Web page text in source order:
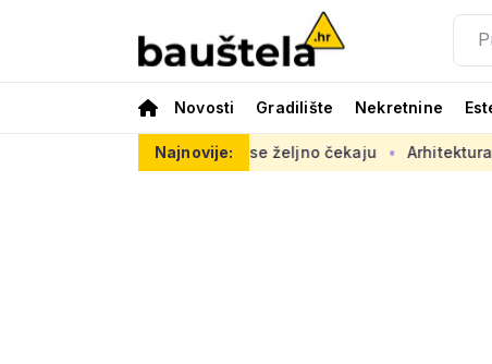
Novosti Gradilište Nekretnine
Najnovije:
radovi se željno čekaju Arhitektura često nije na